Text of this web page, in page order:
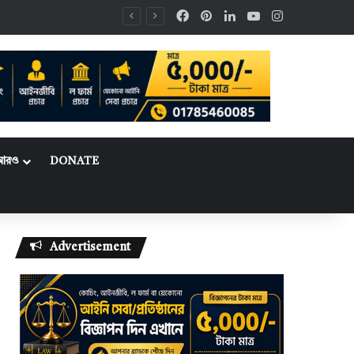
Facebook
PinterestLinkedInYouTubeInstagram
DONATE
Advertisement